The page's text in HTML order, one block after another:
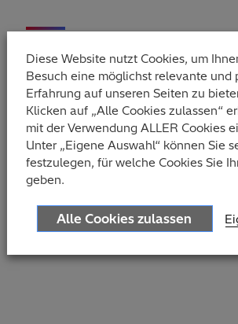
Bernhard Räther
Service Delivery Manager
Als Service Delivery Manager
eine Vielzahl von Aufgaben und
über 30 Jahre Berufserfahrung
Diese Website nutzt Cookies, um
Besuch eine möglichst relevante und
Erfahrung auf unseren Seiten zu
Klicken auf „Alle Cookies zulassen“
mit der Verwendung ALLER Cookies
Unter „Eigene Auswahl“ können Sie
festzulegen, für welche Cookies Sie
geben.
Alle Cookies zulassen